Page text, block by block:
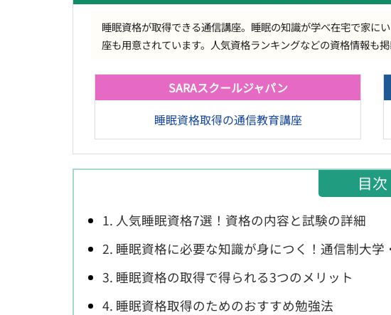
睡眠資格が取得できる通信講座。睡眠の知識が学べ在宅で家に
座も用意されています。人気資格ランキングなどの資格情報も掲
SARAスクールジャパン
睡眠資格取得の通信教育講座
目次
1. 人気睡眠資格7選！資格の内容と試験の詳細
2. 睡眠資格に必要な知識が身につく！通信制大学
3. 睡眠資格の取得で得られる3つのメリット
4. 睡眠資格取得のためのおすすめ勉強法